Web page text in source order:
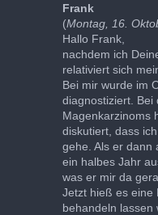
Frank
(Montag, 16.
Hallo Frank,
nachdem ich
relativiert sich
Bei mir wurde im
diagnostiziert. Bei
Magenkarzinoms
diskutiert, dass
gehe. Als er dann
ein halbes Jahr
was er mir da
Jetzt hieß es eine
behandeln lassen